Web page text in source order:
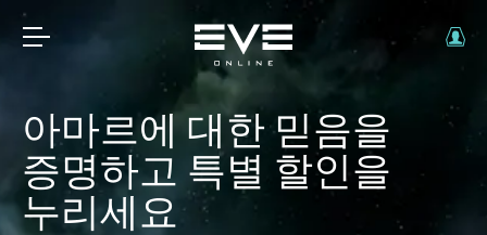
아마르에 대한 믿음을
증명하고 특별 할인을
누리세요